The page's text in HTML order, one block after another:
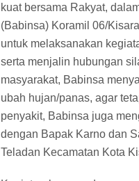
kuat bersama Rakyat,
(Babinsa) Koramil 06/
untuk melaksanakan
serta menjalin hubungan
masyarakat, Babinsa
ubah hujan/panas, agar
penyakit, Babinsa juga
dengan Bapak Karno dan
Teladan Kecamatan Kota